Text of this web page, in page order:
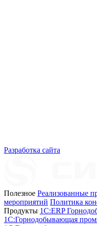
Разработка сайта
Полезное Реализованные
мероприятий Политика
Продукты 1C:ERP
1C:Горнодобывающая